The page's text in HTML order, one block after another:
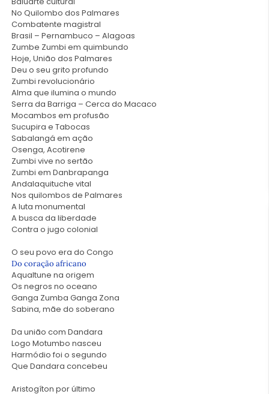
No Quilombo dos Palmares
Combatente magistral
Brasil – Pernambuco – Alagoas
Zumbe Zumbi em quimbundo
Hoje, União dos Palmares
Deu o seu grito profundo
Zumbi revolucionário
Alma que ilumina o mundo
Serra da Barriga – Cerca do Macaco
Mocambos em profusão
Sucupira e Tabocas
Sabalangá em ação
Osenga, Acotirene
Zumbi vive no sertão
Zumbi em Danbrapanga
Andalaquituche vital
Nos quilombos de Palmares
A luta monumental
A busca da liberdade
Contra o jugo colonial
O seu povo era do Congo
Do coração africano
Aqualtune na origem
Os negros no oceano
Ganga Zumba Ganga Zona
Sabina, mãe do soberano
Da união com Dandara
Logo Motumbo nasceu
Harmódio foi o segundo
Que Dandara concebeu
Aristogíton por último